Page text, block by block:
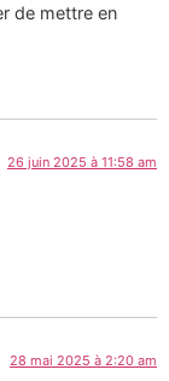
de mettre en
26 juin 2025 à 11:58 am
28 mai 2025 à 2:20 am